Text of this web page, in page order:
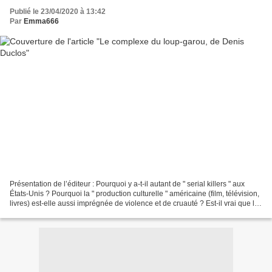
Publié le 23/04/2020 à 13:42
Par Emma666
Présentation de l’éditeur : Pourquoi y a-t-il autant de " serial killers " aux
États-Unis ? Pourquoi la " production culturelle " américaine (film, télévision,
livres) est-elle aussi imprégnée de violence et de cruauté ? Est-il vrai que le